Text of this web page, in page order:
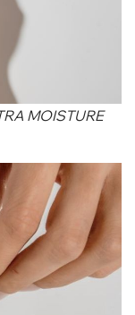
MOISTURE